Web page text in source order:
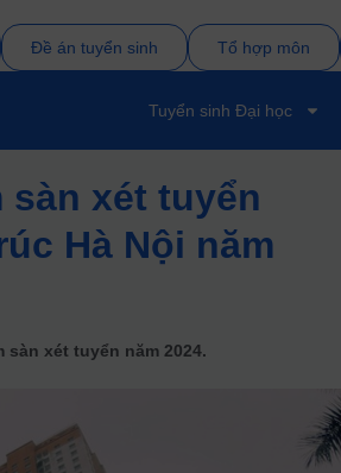
Đề án tuyển sinh Tổ hợp môn
Tuyển sinh Đại học
sàn xét tuyển
Hà Nội năm
xét tuyển năm 2024.